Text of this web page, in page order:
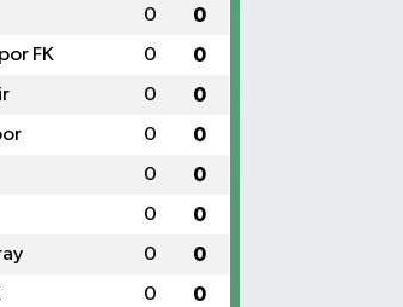
0 0
FK 0 0
0 0
0 0
0 0
0 0
0 0
0 0